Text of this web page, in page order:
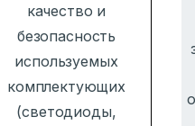
качество и
безопасность
используемых
комплектующих
(светодиоды,